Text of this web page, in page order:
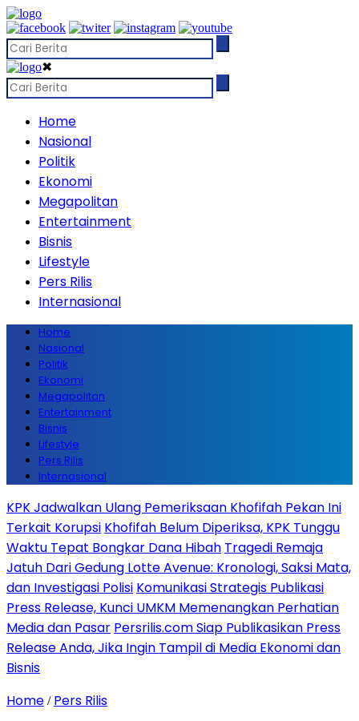
✖
Home
Nasional
Politik
Ekonomi
Megapolitan
Entertainment
Bisnis
Lifestyle
Pers Rilis
Internasional
Home
Nasional
Politik
Ekonomi
Megapolitan
Entertainment
Bisnis
Lifestyle
Pers Rilis
Internasional
KPK Jadwalkan Ulang Pemeriksaan Khofifah Pekan Ini
Terkait Korupsi Khofifah Belum Diperiksa, KPK Tunggu
Waktu Tepat Bongkar Dana Hibah Tragedi Remaja
Jatuh Dari Gedung Lotte Avenue: Kronologi, Saksi Mata,
dan Investigasi Polisi Komunikasi Strategis Publikasi
Press Release, Kunci UMKM Memenangkan Perhatian
Media dan Pasar Persrilis.com Siap Publikasikan Press
Release Anda, Jika Ingin Tampil di Media Ekonomi dan
Bisnis
Home / Pers Rilis